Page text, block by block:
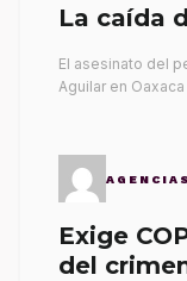
La caída
El asesinato del
Aguilar en
AGENCIAS
Exige
del